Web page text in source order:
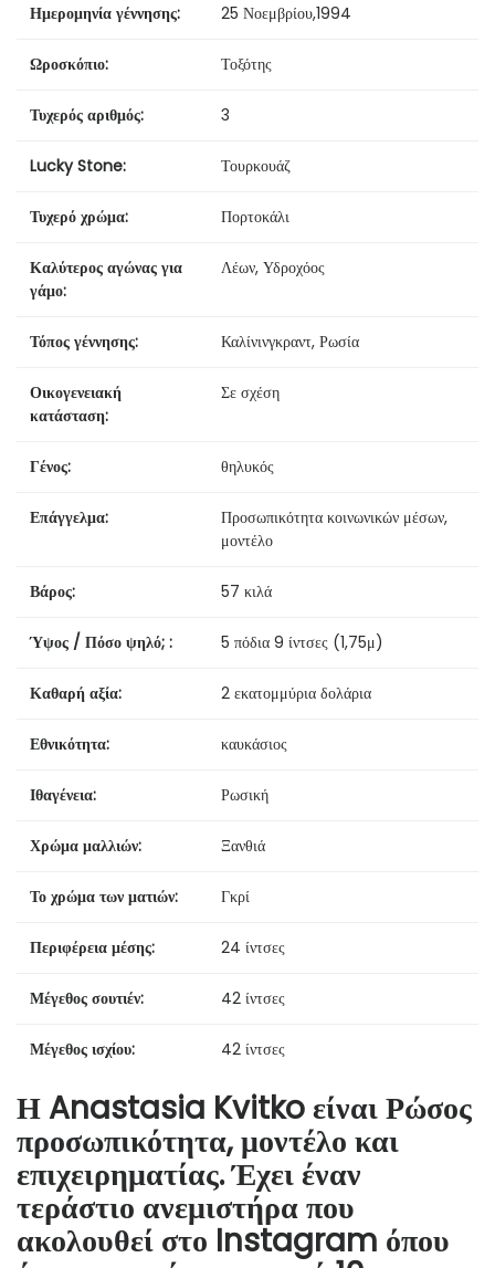
Ημερομηνία γέννησης: 25 Νοεμβρίου,1994
Ωροσκόπιο: Τοξότης
Τυχερός αριθμός: 3
Lucky Stone: Τουρκουάζ
Τυχερό χρώμα: Πορτοκάλι
Καλύτερος αγώνας για
γάμο:
Λέων, Υδροχόος
Τόπος γέννησης: Καλίνινγκραντ, Ρωσία
Οικογενειακή
κατάσταση:
Σε σχέση
Γένος: θηλυκός
Επάγγελμα:
Προσωπικότητα κοινωνικών μέσων,
μοντέλο
Βάρος: 57 κιλά
Ύψος / Πόσο ψηλό; : 5 πόδια 9 ίντσες (1,75μ)
Καθαρή αξία: 2 εκατομμύρια δολάρια
Εθνικότητα: καυκάσιος
Ιθαγένεια: Ρωσική
Χρώμα μαλλιών: Ξανθιά
Το χρώμα των ματιών: Γκρί
Περιφέρεια μέσης: 24 ίντσες
Μέγεθος σουτιέν: 42 ίντσες
Μέγεθος ισχίου: 42 ίντσες
Η Anastasia Kvitko είναι Ρώσος
προσωπικότητα, μοντέλο και
επιχειρηματίας. Έχει έναν
τεράστιο ανεμιστήρα που
ακολουθεί στο Instagram όπου